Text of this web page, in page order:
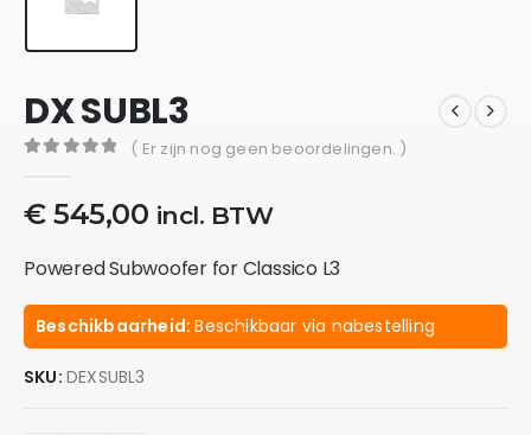
DX SUBL3
( Er zijn nog geen beoordelingen. )
€545,00 incl. BTW
Powered Subwoofer for Classico L3
Beschikbaarheid:Beschikbaar via nabestelling
SKU: DEXSUBL3